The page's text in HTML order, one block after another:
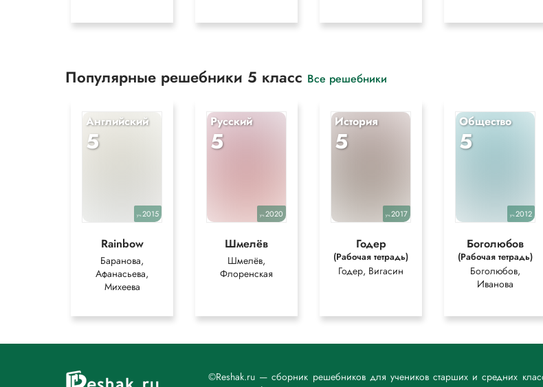
Популярные решебники 5 класс Все решебники
Английский
5
уч.2015
Rainbow
Баранова,
Афанасьева,
Михеева
Русский
5
уч.2020
Шмелёв
Шмелёв,
Флоренская
История
5
уч.2017
Годер
(Рабочая тетрадь)
Годер, Вигасин
Общество
5
уч.2012
Боголюбов
(Рабочая тетрадь)
Боголюбов,
Иванова
©Reshak.ru — сборник решебников для учеников старших и средних